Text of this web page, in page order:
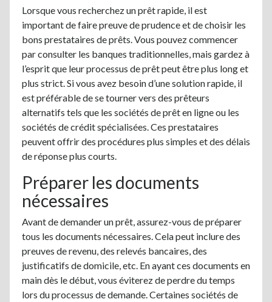
Lorsque vous recherchez un prêt rapide, il est
important de faire preuve de prudence et de choisir les
bons prestataires de prêts. Vous pouvez commencer
par consulter les banques traditionnelles, mais gardez à
l’esprit que leur processus de prêt peut être plus long et
plus strict. Si vous avez besoin d’une solution rapide, il
est préférable de se tourner vers des prêteurs
alternatifs tels que les sociétés de prêt en ligne ou les
sociétés de crédit spécialisées. Ces prestataires
peuvent offrir des procédures plus simples et des délais
de réponse plus courts.
Préparer les documents
nécessaires
Avant de demander un prêt, assurez-vous de préparer
tous les documents nécessaires. Cela peut inclure des
preuves de revenu, des relevés bancaires, des
justificatifs de domicile, etc. En ayant ces documents en
main dès le début, vous éviterez de perdre du temps
lors du processus de demande. Certaines sociétés de